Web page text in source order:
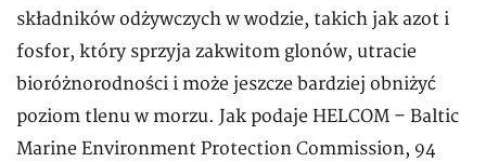
składników odżywczych w wodzie, takich jak azot i
fosfor, który sprzyja zakwitom glonów, utracie
bioróżnorodności i może jeszcze bardziej obniżyć
poziom tlenu w morzu. Jak podaje HELCOM – Baltic
Marine Environment Protection Commission, 94